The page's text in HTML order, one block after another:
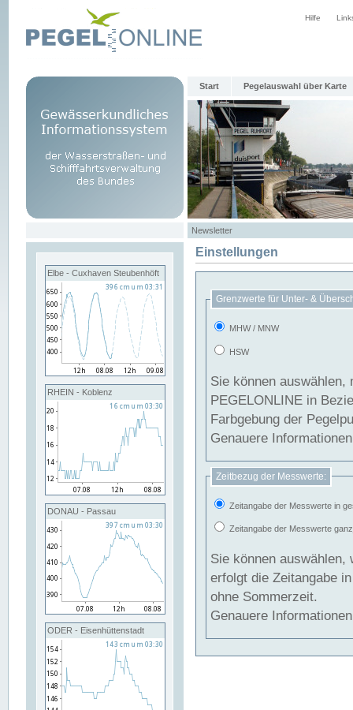
Hilfe
Start Pegelauswahl über Karte
Newsletter
Elbe - Cuxhaven Steubenhöft
RHEIN - Koblenz
DONAU - Passau
ODER - Eisenhüttenstadt
Einstellungen
Grenzwerte für Unter- &
MHW / MNW
HSW
Sie können
PEGELONLINE in Beziehung
Farbgebung der
Genauere
Zeitbezug der Messwerte:
Zeitangabe der Messwerte in
Zeitangabe der Messwerte
Sie können auswählen,
erfolgt die Zeitangabe
ohne Sommerzeit.
Genauere